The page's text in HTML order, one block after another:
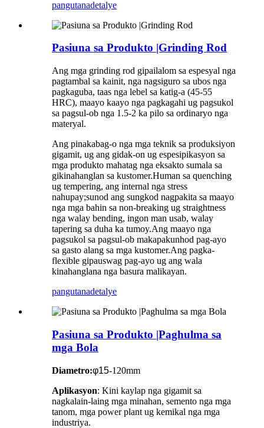
pangutanadetalye
Pasiuna sa Produkto |Grinding Rod
Ang mga grinding rod gipailalom sa espesyal nga
pagtambal sa kainit, nga nagsiguro sa ubos nga
pagkaguba, taas nga lebel sa katig-a (45-55
HRC), maayo kaayo nga pagkagahi ug pagsukol
sa pagsul-ob nga 1.5-2 ka pilo sa ordinaryo nga
materyal.
Ang pinakabag-o nga mga teknik sa produksiyon
gigamit, ug ang gidak-on ug espesipikasyon sa
mga produkto mahatag nga eksakto sumala sa
gikinahanglan sa kustomer.Human sa quenching
ug tempering, ang internal nga stress
nahupay;sunod ang sungkod nagpakita sa maayo
nga mga bahin sa non-breaking ug straightness
nga walay bending, ingon man usab, walay
tapering sa duha ka tumoy.Ang maayo nga
pagsukol sa pagsul-ob makapakunhod pag-ayo
sa gasto alang sa mga kustomer.Ang pagka-
flexible gipauswag pag-ayo ug ang wala
kinahanglana nga basura malikayan.
pangutanadetalye
Pasiuna sa Produkto |Paghulma sa
mga Bola
Diametro:φ15-120mm
Aplikasyon: Kini kaylap nga gigamit sa
nagkalain-laing mga minahan, semento nga mga
tanom, mga power plant ug kemikal nga mga
industriya.